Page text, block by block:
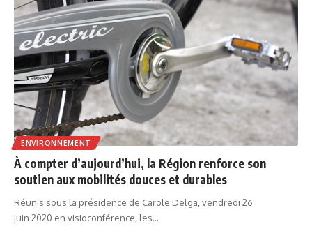
ENVIRONNEMENT
À compter d’aujourd’hui, la Région renforce son
soutien aux mobilités douces et durables
Réunis sous la présidence de Carole Delga, vendredi 26
juin 2020 en visioconférence, les…